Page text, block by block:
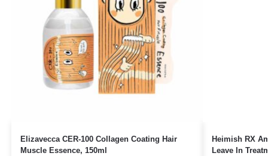
Elizavecca CER-100 Collagen Coating Hair
Muscle Essence, 150ml
Heimish RX
Leave In